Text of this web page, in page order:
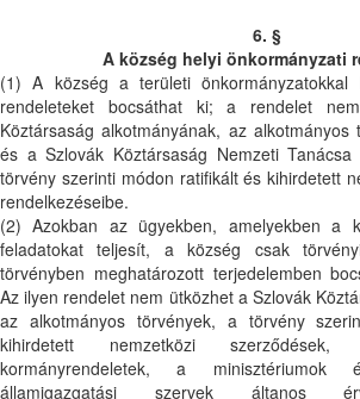
6. §
A község helyi önkormányzati
(1) A község a területi önkormányzatokkal
rendeleteket bocsáthat ki; a rendelet
Köztársaság alkotmányának, az
és a Szlovák Köztársaság Nemzeti
törvény szerinti módon ratifikált és kihirdetett
rendelkezéseibe.
(2) Azokban az ügyekben, amelyekben a
feladatokat teljesít, a község csak
törvényben meghatározott terjedelemben
Az ilyen rendelet nem ütközhet a Szlovák
az alkotmányos törvények, a törvény
kihirdetett nemzetközi
kormányrendeletek, a
államigazgatási szervek áltanos